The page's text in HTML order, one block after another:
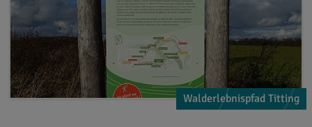
Walderlebnispfad Titting